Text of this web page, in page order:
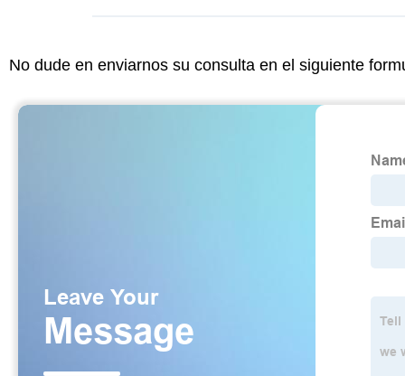
No dude en enviarnos su consulta en el siguiente